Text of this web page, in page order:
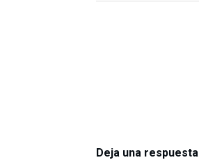
Deja una respuesta